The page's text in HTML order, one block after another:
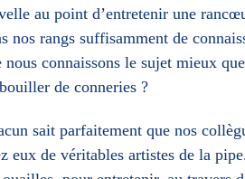
au point d’entretenir une
nos rangs suffisamment de
nous connaissons le sujet mieux
de conneries ?
sait parfaitement que nos
eux de véritables artistes de la